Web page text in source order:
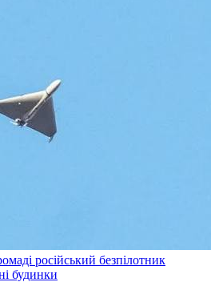
російський безпілотник
будинки